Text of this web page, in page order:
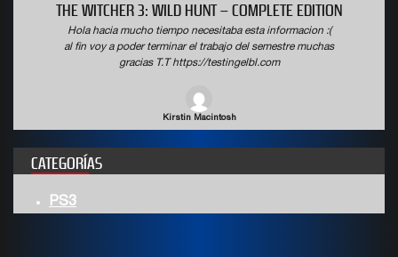
THE WITCHER 3: WILD HUNT – COMPLETE EDITION
Hola hacia mucho tiempo necesitaba esta informacion :(
al fin voy a poder terminar el trabajo del semestre muchas
gracias T.T https://testingelbl.com
Kirstin Macintosh
CATEGORÍAS
PS3